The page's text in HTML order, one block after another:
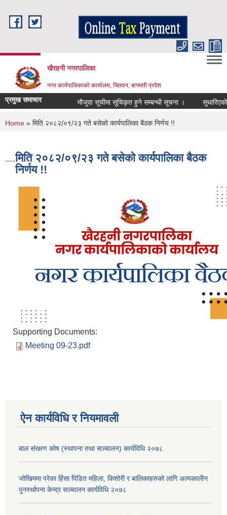
खैरहनी नगरपालिका
नगर कार्यपालिकाको कार्यालय, चितवन, बागमती प्रदेश
प्रमुख समाचार मौजुदा सूचीमा सूचिकृत हुने सम्बन्धी सूचना । सुधारिएको
You are here
Home » मिति २०८२/०९/२३ गते बसेको कार्यपालिका बैठक निर्णय !!
मिति २०८२/०९/२३ गते बसेको कार्यपालिका बैठक
निर्णय !!
Supporting Documents:
Meeting 09-23.pdf
ऐन कार्यविधि र नियमावली
बाल संरक्षण कोष (स्थापना तथा सञ्चालन) कार्यविधि २०७८
जोखिममा परेका हिंसा पिडित महिला, किशोरी र बालिकाहरुको लागि अल्पकालीन
पुनर्स्थापना केन्द्र सञ्चालन कार्यविधि २०७८